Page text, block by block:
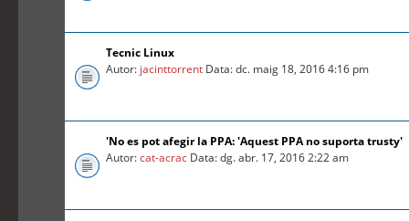
Tecnic Linux
Autor: jacinttorrent Data: dc. maig 18, 2016 4:16 pm
'No es pot afegir la PPA: 'Aquest PPA no suporta trusty'
Autor:cat-acrac Data: dg. abr. 17, 2016 2:22 am